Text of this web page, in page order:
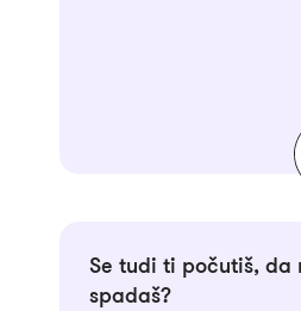
Se tudi ti počutiš, da
spadaš?